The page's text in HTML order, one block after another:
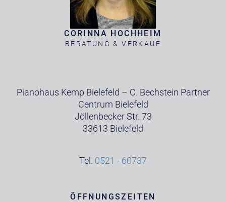
CORINNA HOCHHEIM
BERATUNG & VERKAUF
Pianohaus Kemp Bielefeld – C. Bechstein Partner
Centrum Bielefeld
Jöllenbecker Str. 73
33613 Bielefeld
Tel. 0521 - 60737
ÖFFNUNGSZEITEN